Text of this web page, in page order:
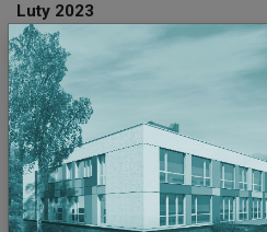
Luty 2023
Styczeń 2023
Grudzień 2022
Listopad 2022
Październik 2022